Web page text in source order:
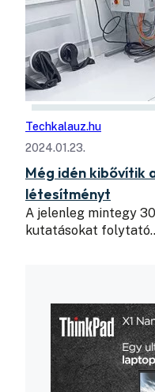
Techkalauz.hu
2024.01.23.
Még idén
létesítményt
A jelenleg mintegy
kutatásokat